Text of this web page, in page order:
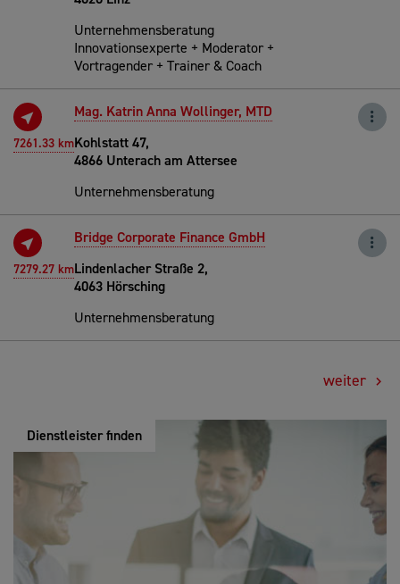
Unternehmensberatung
Innovationsexperte + Moderator +
Vortragender + Trainer & Coach
7261.33 km
Mag. Katrin Anna Wollinger, MTD
Kohlstatt 47,
4866 Unterach am Attersee
Unternehmensberatung
7279.27 km
Bridge Corporate Finance GmbH
Lindenlacher Straße 2,
4063 Hörsching
Unternehmensberatung
weiter
Dienstleister finden